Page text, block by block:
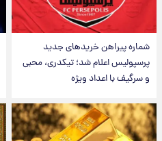
شماره پیراهن خریدهای جدید
پرسپولیس اعلام شد؛ تیکدری، محبی
و سرگیف با اعداد ویژه